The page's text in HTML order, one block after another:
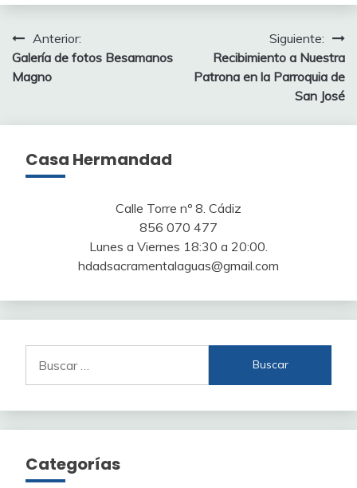
Navegación
de
Anterior:
Galería de fotos Besamanos
Magno
Siguiente:
Recibimiento a Nuestra
Patrona en la Parroquia de
San José
Casa Hermandad
Calle Torre nº 8. Cádiz
856 070 477
Lunes a Viernes 18:30 a 20:00.
hdadsacramentalaguas@gmail.com
Categorías